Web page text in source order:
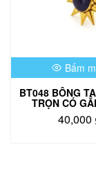
Bấm
BT048 BÔNG
TRỌN CÓ
40,000